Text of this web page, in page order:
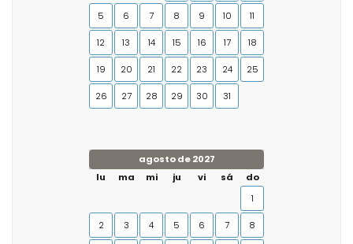
5 6 7 8 9 10 11
12 13 14 15 16 17 18
19 20 21 22 23 24 25
26 27 28 29 30 31
agosto de 2027
lu
ma mi ju vi sá
do
1
2 3 4 5 6 7 8